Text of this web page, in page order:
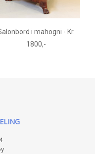
i mahogni - Kr.
1800,-